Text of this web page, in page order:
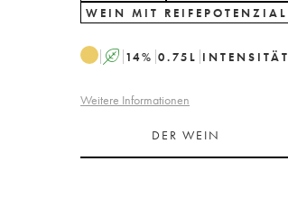
WEIN MIT REIFEPOTENZIAL
A 14% 0.75 L INTENSITÄT
Weitere Informationen
DER WEIN